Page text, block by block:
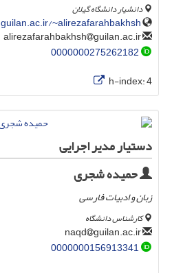
دانشیار دانشگاه گیلان
guilan.ac.ir/~alirezafarahbakhsh
guilan.ac.ir
0000000275262182
h-index:4
دستیار مدیر اجرایی
حمیده شجری
زبان و ادبیات فارسی
کارشناس دانشگاه
guilan.ac.ir
0000000156913341